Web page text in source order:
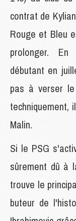
contrat de
Rouge et Bleu
prolonger.
débutant en
pas à verser le
techniquement,
Malin.
Si le PSG
sûrement dû à
trouve le
buteur de